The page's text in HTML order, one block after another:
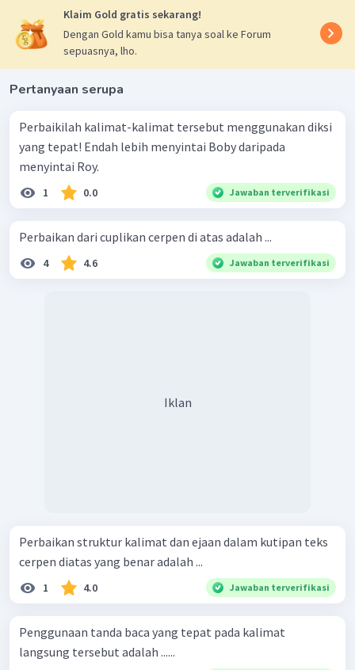
Klaim Gold gratis sekarang!
Dengan Gold kamu bisa tanya soal ke Forum
sepuasnya, lho.
Pertanyaan serupa
Perbaikilah kalimat-kalimat tersebut menggunakan diksi
yang tepat! Endah lebih menyintai Boby daripada
menyintai Roy.
1 0.0 Jawaban terverifikasi
Perbaikan dari cuplikan cerpen di atas adalah ...
4 4.6 Jawaban terverifikasi
Iklan
Perbaikan struktur kalimat dan ejaan dalam kutipan teks
cerpen diatas yang benar adalah ...
1 4.0 Jawaban terverifikasi
Penggunaan tanda baca yang tepat pada kalimat
langsung tersebut adalah ......